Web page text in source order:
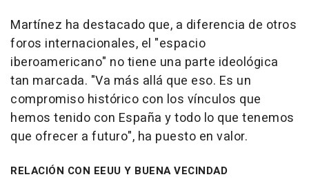
Martínez ha destacado que, a diferencia de otros
foros internacionales, el "espacio
iberoamericano" no tiene una parte ideológica
tan marcada. "Va más allá que eso. Es un
compromiso histórico con los vínculos que
hemos tenido con España y todo lo que tenemos
que ofrecer a futuro", ha puesto en valor.
RELACIÓN CON EEUU Y BUENA VECINDAD